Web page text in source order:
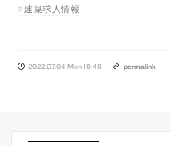
建築求人情報
2022.07.04 Mon 18:48 permalink